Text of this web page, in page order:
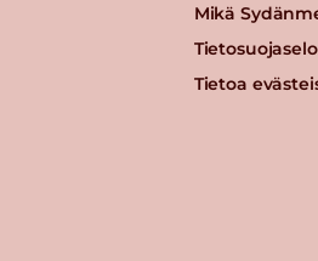
Mikä
Tietoa